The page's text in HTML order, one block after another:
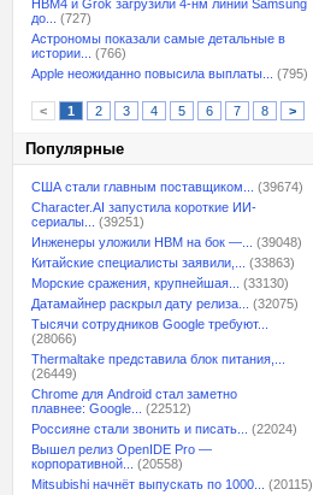
HBM4 и Grok загрузили 4-нм линии Samsung
до...
(727)
Астрономы показали самые детальные в
истории...
(766)
Apple неожиданно повысила выплаты...
(795)
< 1 2 3 4 5 6 7 8 >
Популярные
США стали главным поставщиком...
(39674)
Character.AI запустила короткие ИИ-
сериалы...
(39251)
Инженеры уложили HBM на бок —...
(39048)
Китайские специалисты заявили,...
(33863)
Морские сражения, крупнейшая...
(33130)
Датамайнер раскрыл дату релиза...
(32075)
Тысячи сотрудников Google требуют...
(28066)
Thermaltake представила блок питания,...
(26449)
Chrome для Android стал заметно
плавнее: Google...
(22512)
Россияне стали звонить и писать...
(22024)
Вышел релиз OpenIDE Pro —
корпоративной...
(20558)
Mitsubishi начнёт выпускать по 1000...
(20115)